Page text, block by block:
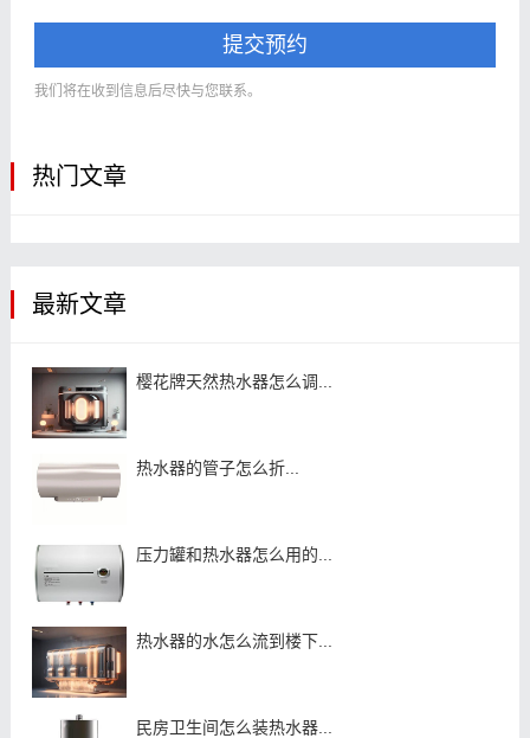
提交预约
我们将在收到信息后尽快与您联系。
热门文章
最新文章
樱花牌天然热水器怎么调...
热水器的管子怎么折...
压力罐和热水器怎么用的...
热水器的水怎么流到楼下...
民房卫生间怎么装热水器...